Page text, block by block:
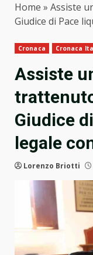
Home » Assiste
Giudice di Pace
Cronaca Cronaca
Assiste
Giudice
legale
Lorenzo Briotti